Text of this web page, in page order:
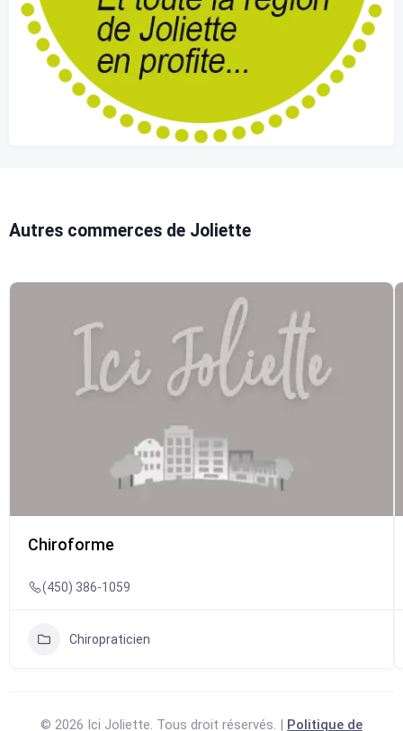
Autres commerces de Joliette
Chiroforme
(450) 386-1059
Chiropraticien
© 2026 Ici Joliette. Tous droit réservés. | Politique de